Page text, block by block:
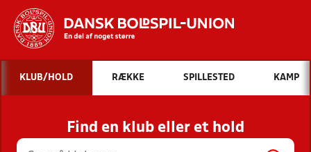
Hvad vil du søge efter?
INDHOLD OG NYHEDER
STILLINGER, RESULTATER, KLUBBER OG
HOLD
KLUB/HOLD RÆKKE SPILLESTED KAMP
Find en klub eller et hold